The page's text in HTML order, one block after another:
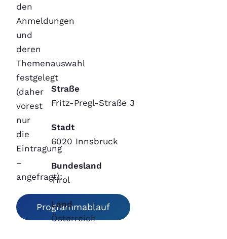
den
Anmeldungen
und
deren
Themenauswahl
festgelegt
(daher
vorest
nur
die
Eintragung
–
angefragt):
Programmablauf
Straße
Fritz-Pregl-Straße 3
Stadt
6020 Innsbruck
Bundesland
Tirol
Land
Österreich